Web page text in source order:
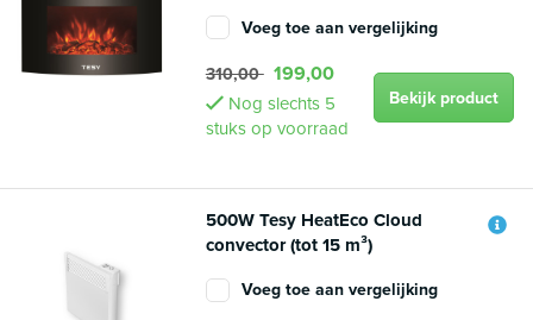
Voeg toe aan vergelijking
310,00 199,00
Nog slechts 5
stuks op voorraad
Bekijk product
500W Tesy HeatEco Cloud
convector (tot 15 m³)
Voeg toe aan vergelijking